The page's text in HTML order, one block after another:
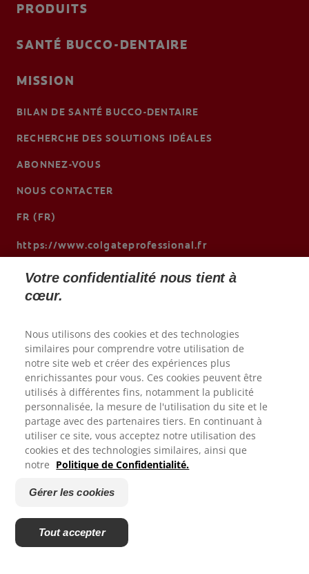
PRODUITS
SANTÉ BUCCO-DENTAIRE
MISSION
BILAN DE SANTÉ BUCCO-DENTAIRE
RECHERCHE DES SOLUTIONS IDÉALES
ABONNEZ-VOUS
NOUS CONTACTER
FR (FR)
https://www.colgateprofessional.fr
© 2026 Colgate-Palmolive Company. Tous droits réservés.
Conditions d'utilisation
Politique de confidentialité
Déclaration d'accessibilité
Fiche Produit relative aux qualité ou caractéristiques
environnementales
Votre confidentialité nous tient à
cœur.
Nous utilisons des cookies et des technologies
similaires pour comprendre votre utilisation de
notre site web et créer des expériences plus
enrichissantes pour vous. Ces cookies peuvent être
utilisés à différentes fins, notamment la publicité
personnalisée, la mesure de l'utilisation du site et le
partage avec des partenaires tiers. En continuant à
utiliser ce site, vous acceptez notre utilisation des
cookies et des technologies similaires, ainsi que
notre Politique de Confidentialité.
Gérer les cookies
Tout accepter
Merci de votre reponse.
Êtes-vous satisfait de votre experience sur le site Colgate?